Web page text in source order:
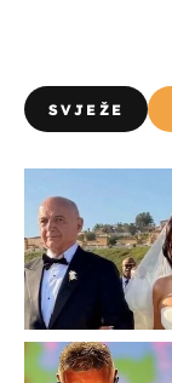
SVJEŽE